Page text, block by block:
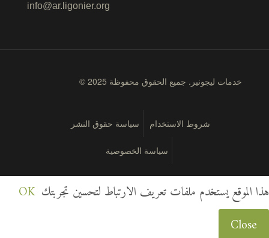
info@ar.ligonier.org
© 2025 خدمات ليجونير. جميع الحقوق محفوظة
شروط الاستخدام سياسة حقوق النشر
سياسة الخصوصية
هذا الموقع يستخدم ملفات تعريف الارتباط لتحسين تجربتك OK
Close